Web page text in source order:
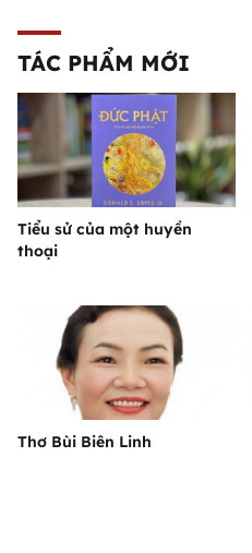
TÁC PHẨM MỚI
Tiểu sử của một huyền
thoại
Thơ Bùi Biên Linh